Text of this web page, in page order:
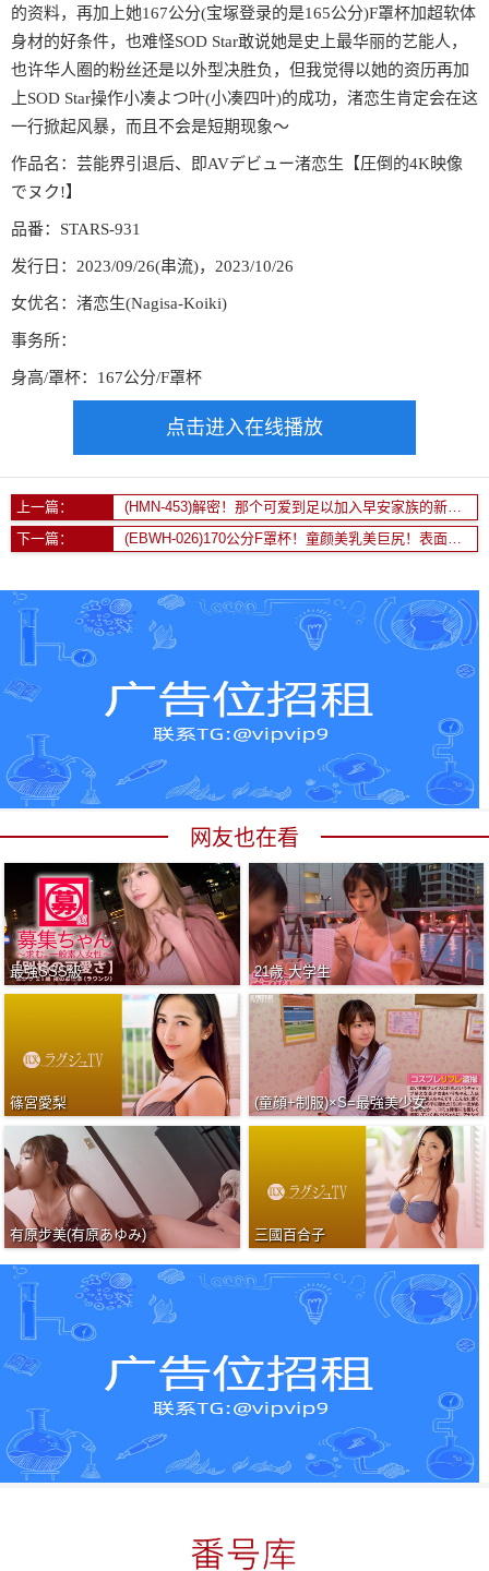
的资料，再加上她167公分(宝塚登录的是165公分)F罩杯加超软体
身材的好条件，也难怪SOD Star敢说她是史上最华丽的艺能人，
也许华人圈的粉丝还是以外型决胜负，但我觉得以她的资历再加
上SOD Star操作小凑よつ叶(小凑四叶)的成功，渚恋生肯定会在这
一行掀起风暴，而且不会是短期现象〜
作品名：芸能界引退后、即AVデビュー渚恋生【圧倒的4K映像
でヌク!】
品番：STARS-931
发行日：2023/09/26(串流)，2023/10/26
女优名：渚恋生(Nagisa-Koiki)
事务所：
身高/罩杯：167公分/F罩杯
点击进入在线播放
上一篇：
(HMN-453)解密！那个可爱到足以加入早安家族的新人「若月もあ(若月萌亚)」到底多可爱
下一篇：
(EBWH-026)170公分F罩杯！童颜美乳美巨尻！表面清纯内心淫荡的她靠拍AV做自己！
网友也在看
最強SSS級 21歳 大学生
篠宮愛梨 (童顔+制服)×S=最強美少女
有原步美(有原あゆみ) 三國百合子